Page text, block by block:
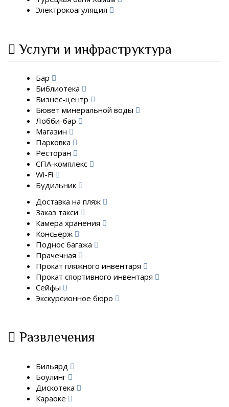
Электрокоагуляция
Услуги и инфраструктура
Бар
Библиотека
Бизнес-центр
Бювет минеральной воды
Лобби-бар
Магазин
Парковка
Ресторан
СПА-комплекс
Wi-Fi
Будильник
Доставка на пляж
Заказ такси
Камера хранения
Консьерж
Поднос багажа
Прачечная
Прокат пляжного инвентаря
Прокат спортивного инвентаря
Сейфы
Экскурсионное бюро
Развлечения
Бильярд
Боулинг
Дискотека
Караоке